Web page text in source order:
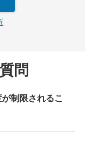
問
制限されるこ
（公正使用方針）の